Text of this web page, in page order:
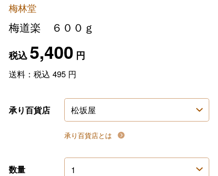
梅林堂
梅道楽 ６００ｇ
税込5,400 円
送料：税込 495円
承り百貨店
承り百貨店とは
数量